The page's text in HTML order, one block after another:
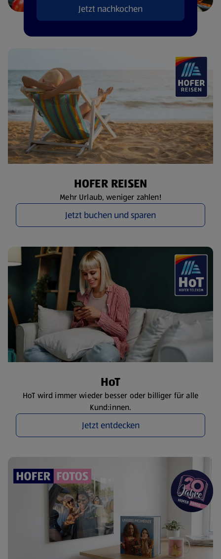
Jetzt nachkochen
HOFER REISEN
Mehr Urlaub, weniger zahlen!
Jetzt buchen und sparen
HoT
HoT wird immer wieder besser oder billiger für alle
Kund:innen.
Jetzt entdecken